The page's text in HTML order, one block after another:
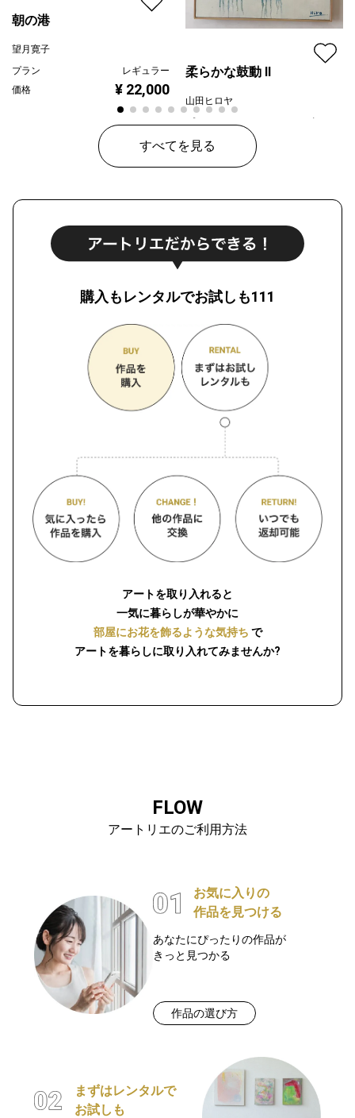
朝の港
望月寛子
プラン
レギュラー
価格
¥ 22,000
柔らかな鼓動 Ⅱ
山田ヒロヤ
プラン
価格
すべてを見る
購入もレンタルでお試しも111
アートを取り入れると
一気に暮らしが華やかに
部屋にお花を飾るような気持ち で
アートを暮らしに取り入れてみませんか?
FLOW
アートリエのご利用方法
お気に入りの
作品を見つける
あなたにぴったりの作品が
きっと見つかる
作品の選び方
まずはレンタルで
お試しも